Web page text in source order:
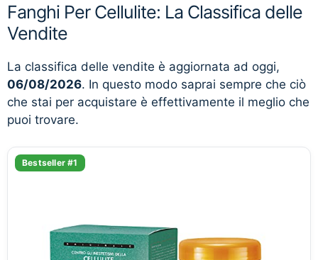
Fanghi Per Cellulite: La Classifica delle
Vendite
La classifica delle vendite è aggiornata ad oggi,
06/08/2026. In questo modo saprai sempre che ciò
che stai per acquistare è effettivamente il meglio che
puoi trovare.
Bestseller #1